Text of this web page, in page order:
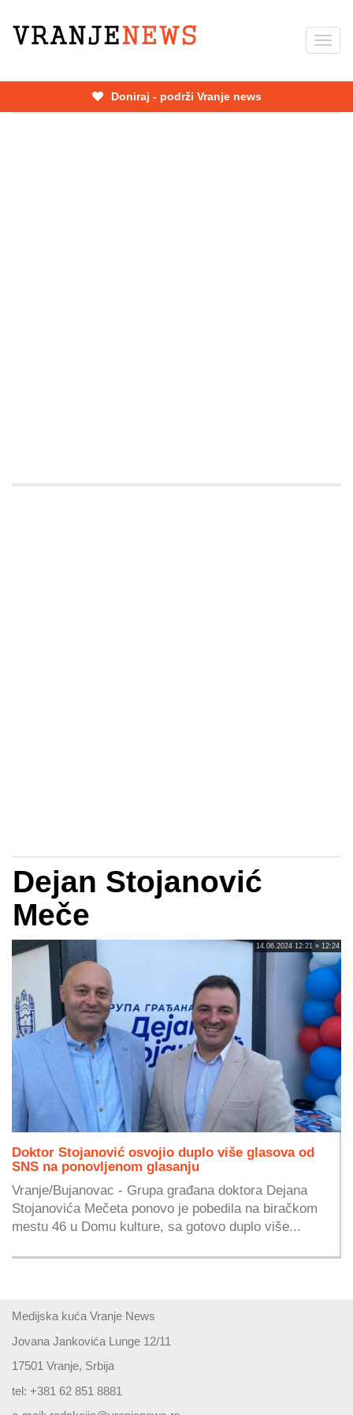
Skip
Doniraj - podrži Vranje news
Dejan Stojanović
Meče
14.06.2024 12:21 » 12:24
Doktor Stojanović osvojio duplo više glasova od
SNS na ponovljenom glasanju
Vranje/Bujanovac - Grupa građana doktora Dejana
Stojanovića Mečeta ponovo je pobedila na biračkom
mestu 46 u Domu kulture, sa gotovo duplo više...
Medijska kuća Vranje News
Jovana Jankovića Lunge 12/11
17501 Vranje, Srbija
tel: +381 62 851 8881